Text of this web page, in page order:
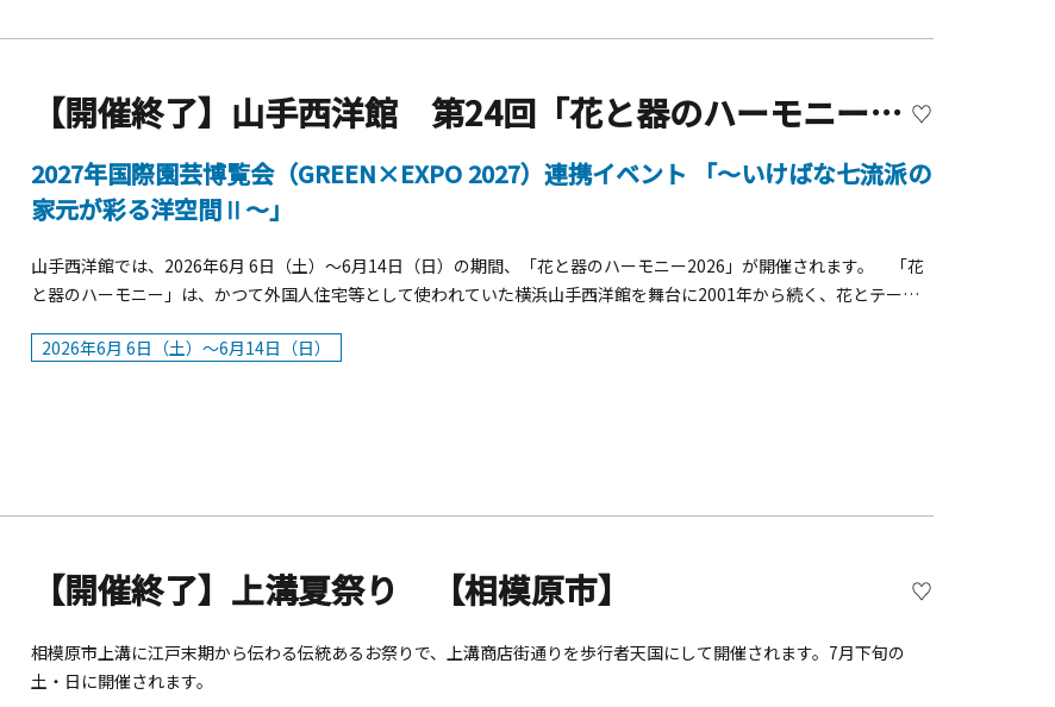
【開催終了】山手西洋館 第24回「花と器のハーモニー2026」【横浜市】
2027年国際園芸博覧会（GREEN×EXPO 2027）連携イベント 「～いけばな七流派の
家元が彩る洋空間Ⅱ～」
山手西洋館では、2026年6月 6日（土）～6月14日（日）の期間、「花と器のハーモニー2026」が開催されます。 「花
と器のハーモニー」は、かつて外国人住宅等として使われていた横浜山手西洋館を舞台に2001年から続く、花とテーブ
第二弾。世界で活躍する華道七流派の家元による、和&times;洋の空間美をお楽しみいただきます。花と器のハーモニー
粕谷 尚弘 横浜市イギリス館 華道家元池坊 次期家元池坊 専好 山手111番館 未生流 家元肥原 慶甫
2026年6月 6日（土）～6月14日（日）
【開催終了】上溝夏祭り 【相模原市】
相模原市上溝に江戸末期から伝わる伝統あるお祭りで、上溝商店街通りを歩行者天国にして開催されます。7月下旬の
土・日に開催されます。